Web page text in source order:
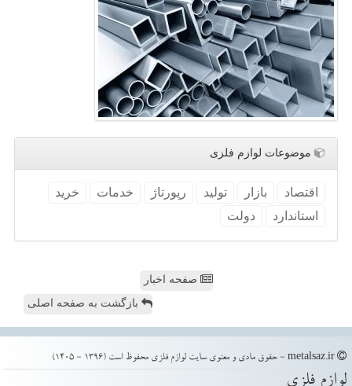
موضوعات لوازم فلزی
اقتصاد بازار تولید رپورتاژ خدمات
خرید
استاندارد
دولت
صفحه اخبار
بازگشت به صفحه اصلی